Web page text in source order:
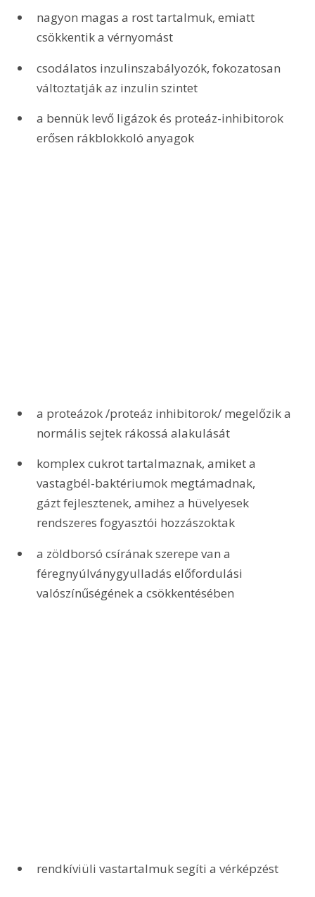
nagyon magas a rost tartalmuk, emiatt
csökkentik a vérnyomást
csodálatos inzulinszabályozók, fokozatosan
változtatják az inzulin szintet
a bennük levő ligázok és proteáz-inhibitorok
erősen rákblokkoló anyagok
a proteázok /proteáz inhibitorok/ megelőzik a
normális sejtek rákossá alakulását
komplex cukrot tartalmaznak, amiket a
vastagbél-baktériumok megtámadnak,
gázt fejlesztenek, amihez a hüvelyesek
rendszeres fogyasztói hozzászoktak
a zöldborsó csírának szerepe van a
féregnyúlványgyulladás előfordulási
valószínűségének a csökkentésében
rendkíviüli vastartalmuk segíti a vérképzést